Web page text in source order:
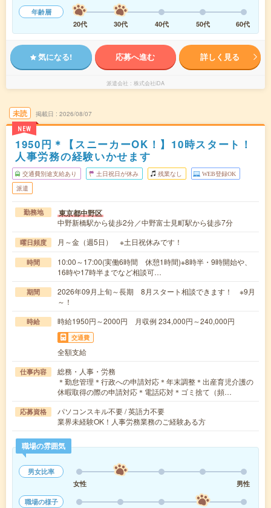
年齢層
20代
30代 40代 50代 60代
気になる! 応募へ進む 詳しく見る
派遣会社 株式会社iDA
未読
NEW
掲載日 2026/08/07
1950円＊【スニーカーOK！】10時スタート！
人事労務の経験いかせます
交通費別途支給あり 土日祝日が休み 残業なし WEB登録OK
派遣
勤務地 東京都中野区
中野新橋駅から徒歩2分／中野富士見町駅から徒歩7分
曜日頻度 月～金（週5日） ※土日祝休みです！
時間
10:00～17:00(実働6時間 休憩1時間)※8時半・9時開始や、
16時や17時半までなど相談可…
期間
2026年09月上旬～長期 8月スタート相談できます！ ※9月
～！
時給 時給1950円～2000円 月収例 234,000円～240,000円
交通費
全額支給
仕事内容
総務・人事・労務
＊勤怠管理＊行政への申請対応＊年末調整＊出産育児介護の
休暇取得の際の申請対応＊電話応対＊ゴミ捨て（頻…
応募資格
パソコンスキル不要 / 英語力不要
業界未経験OK！人事労務業務のご経験ある方
職場の雰囲気
男女比率
女性
男性
職場の様子